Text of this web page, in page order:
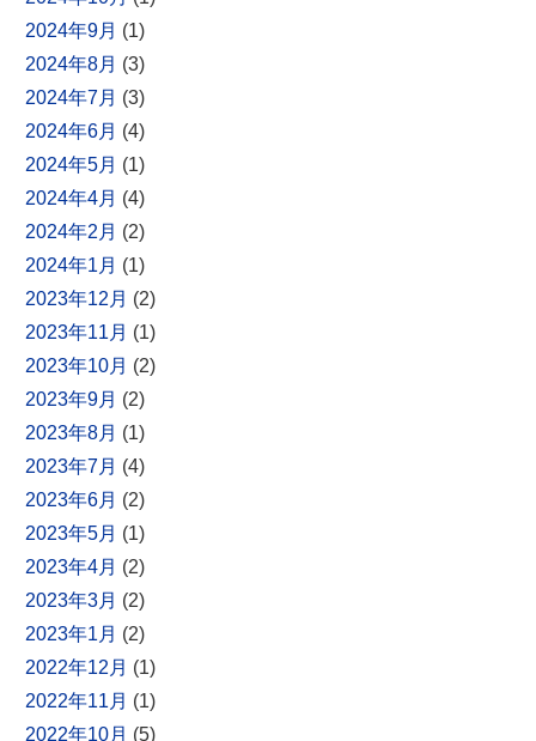
2024年9月 (1)
2024年8月 (3)
2024年7月 (3)
2024年6月 (4)
2024年5月 (1)
2024年4月 (4)
2024年2月 (2)
2024年1月 (1)
2023年12月 (2)
2023年11月 (1)
2023年10月 (2)
2023年9月 (2)
2023年8月 (1)
2023年7月 (4)
2023年6月 (2)
2023年5月 (1)
2023年4月 (2)
2023年3月 (2)
2023年1月 (2)
2022年12月 (1)
2022年11月 (1)
2022年10月 (5)